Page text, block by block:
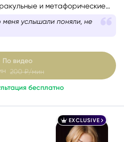
с опытом более 30 лет.
и метафорические
сроков и других
важных событий применяю
Цзя. Если вы перед
что попали в ловушку
испытываете тревогу и не
я бережно помогу вам
обрести уверенность.
По видео
200 ₽/мин
EXCLUSIVE